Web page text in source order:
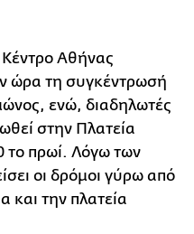
Αθήνας
ώρα τη συγκέντρωσή
ενώ, διαδηλωτές
στην Πλατεία
το πρωί. Λόγω των
οι δρόμοι γύρω από
και την πλατεία